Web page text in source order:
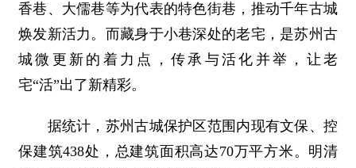
香巷、大儒巷等为代表的特色街巷，推动千年古城
焕发新活力。而藏身于小巷深处的老宅，是苏州古
城微更新的着力点，传承与活化并举，让老
宅“活”出了新精彩。
据统计，苏州古城保护区范围内现有文保、控
保建筑438处，总建筑面积高达70万平方米。明清